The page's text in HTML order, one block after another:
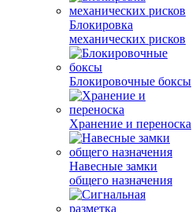
Блокировка
механических рисков
Блокировочные боксы
Хранение и переноска
Навесные замки
общего назначения